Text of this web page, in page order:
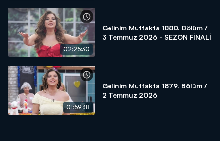
02:25:30
Gelinim Mutfakta 1880. Bölüm /
3 Temmuz 2026 - SEZON FİNALİ
01:59:38
Gelinim Mutfakta 1879. Bölüm /
2 Temmuz 2026